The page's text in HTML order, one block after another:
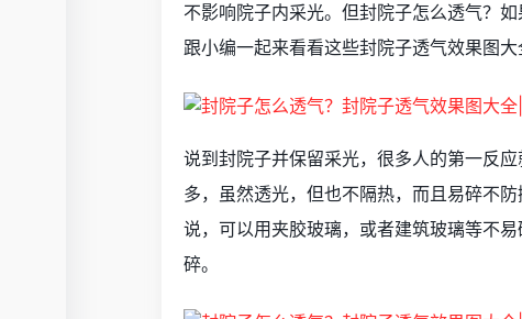
不影响院子内采光。但封院子怎么透气？
跟小编一起来看看这些封院子透气效果图大
说到封院子并保留采光，很多人的第一反
多，虽然透光，但也不隔热，而且易碎不
说，可以用夹胶玻璃，或者建筑玻璃等不
碎。